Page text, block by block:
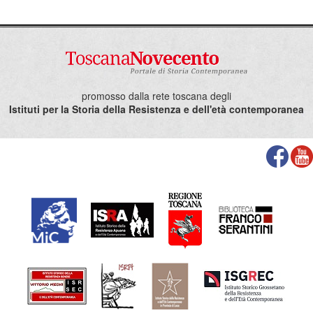
promosso dalla rete toscana degli
Istituti per la Storia della Resistenza e dell'età contemporanea